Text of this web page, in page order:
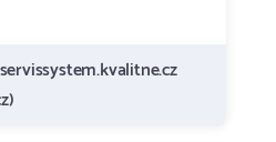
servissystem.kvalitne.cz